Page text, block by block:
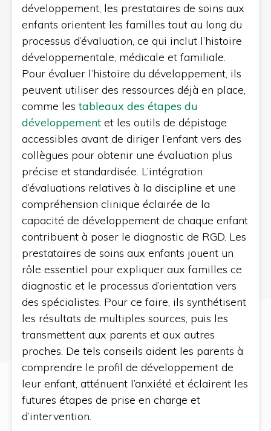
développement, les prestataires de soins aux
enfants orientent les familles tout au long du
processus d’évaluation, ce qui inclut l’histoire
développementale, médicale et familiale.
Pour évaluer l’histoire du développement, ils
peuvent utiliser des ressources déjà en place,
comme lestableaux des étapes du
développement et les outils de dépistage
accessibles avant de diriger l’enfant vers des
collègues pour obtenir une évaluation plus
précise et standardisée. L’intégration
d’évaluations relatives à la discipline et une
compréhension clinique éclairée de la
capacité de développement de chaque enfant
contribuent à poser le diagnostic de RGD. Les
prestataires de soins aux enfants jouent un
rôle essentiel pour expliquer aux familles ce
diagnostic et le processus d’orientation vers
des spécialistes. Pour ce faire, ils synthétisent
les résultats de multiples sources, puis les
transmettent aux parents et aux autres
proches. De tels conseils aident les parents à
comprendre le profil de développement de
leur enfant, atténuent l’anxiété et éclairent les
futures étapes de prise en charge et
d’intervention.